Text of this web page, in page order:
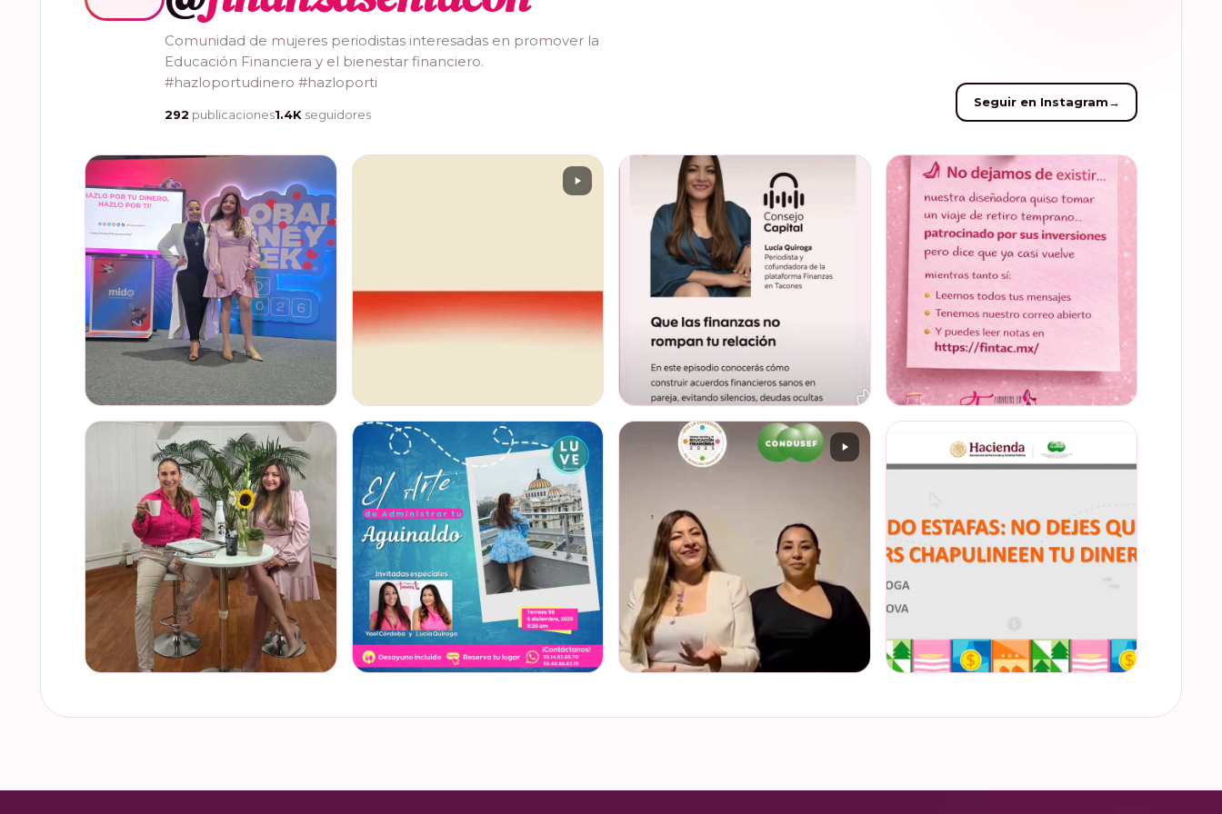
Comunidad de mujeres periodistas interesadas en promover la
Educación Financiera y el bienestar financiero.
#hazloportudinero #hazloporti
292 publicaciones1.4K seguidores
Seguir en Instagram→
Felices de haber sido invitadas, por cuarto
año consecutivo, a participar en la Global
Money Week, una iniciativa que impulsa
la educación f…
VER EN INSTAGRAM
Del 17 al 22 de marzo se lleva a cabo la
Global Money Week 2026 (Semana
Mundial del Dinero). Finanzas en Tacones
somos parte de esta Jornada…
VER EN INSTAGRAM
@lucyquiroga tuvo la oportunidad de
conversar con la gran Ilana Sod, en el
#podcast Consejo Capital de
Prometemos que no desaparecimos… solo
estamos reorganizando todo (y esperando
a que el diseñador vuelva del retiro 😅). No
estamos publicand…